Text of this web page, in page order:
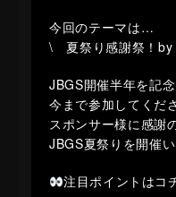
今回のテーマは…
\ 夏祭り感謝祭！by
JBGS開催半年を記
今まで参加してくだ
スポンサー様に感謝
JBGS夏祭りを開催い
注目ポイントはコ